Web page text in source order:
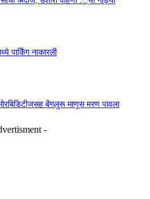
पार्किंग नाकारली
बेंगलुरू माणूस मरण पावला
-